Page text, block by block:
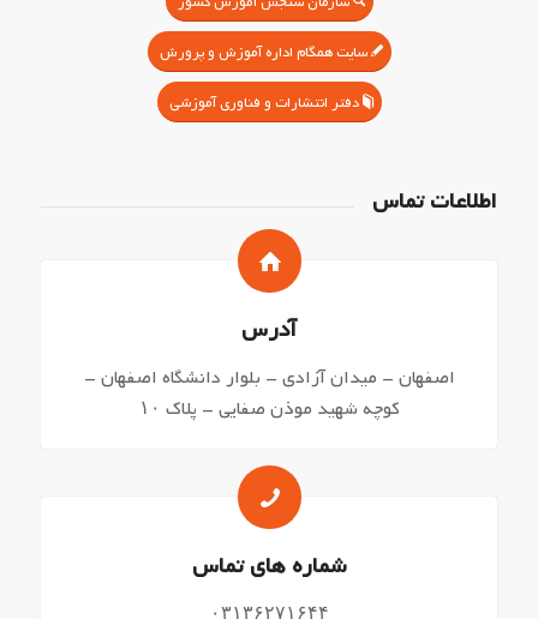
سایت همگام اداره آموزش و پرورش
دفتر انتشارات و فناوری آموزشی
اطلاعات تماس
آدرس
اصفهان – میدان آزادی – بلوار دانشگاه اصفهان –
کوچه شهید موذن صفایی – پلاک ۱۰
شماره های تماس